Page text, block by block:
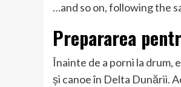
…and so on, following the
Prepararea
Înainte de a porni la drum,
și canoe în Delta Dunării.